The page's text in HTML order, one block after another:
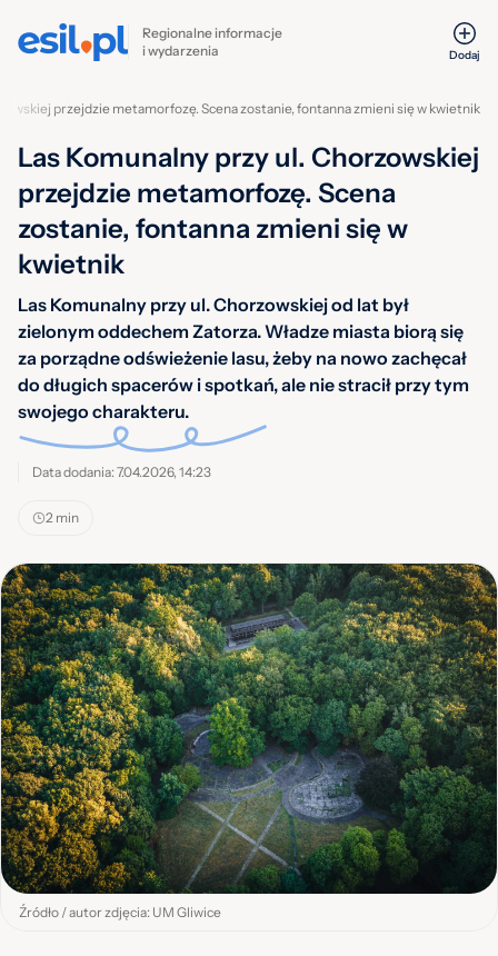
Regionalne informacje
i wydarzenia
Dodaj
przejdzie metamorfozę. Scena zostanie, fontanna zmieni się w kwietnik
Las Komunalny przy ul. Chorzowskiej
przejdzie metamorfozę. Scena
zostanie, fontanna zmieni się w
kwietnik
Las Komunalny przy ul. Chorzowskiej od lat był
zielonym oddechem Zatorza. Władze miasta biorą się
za porządne odświeżenie lasu, żeby na nowo zachęcał
do długich spacerów i spotkań, ale nie stracił przy tym
swojego charakteru.
Data dodania: 7.04.2026, 14:23
2 min
Źródło / autor zdjęcia: UM Gliwice